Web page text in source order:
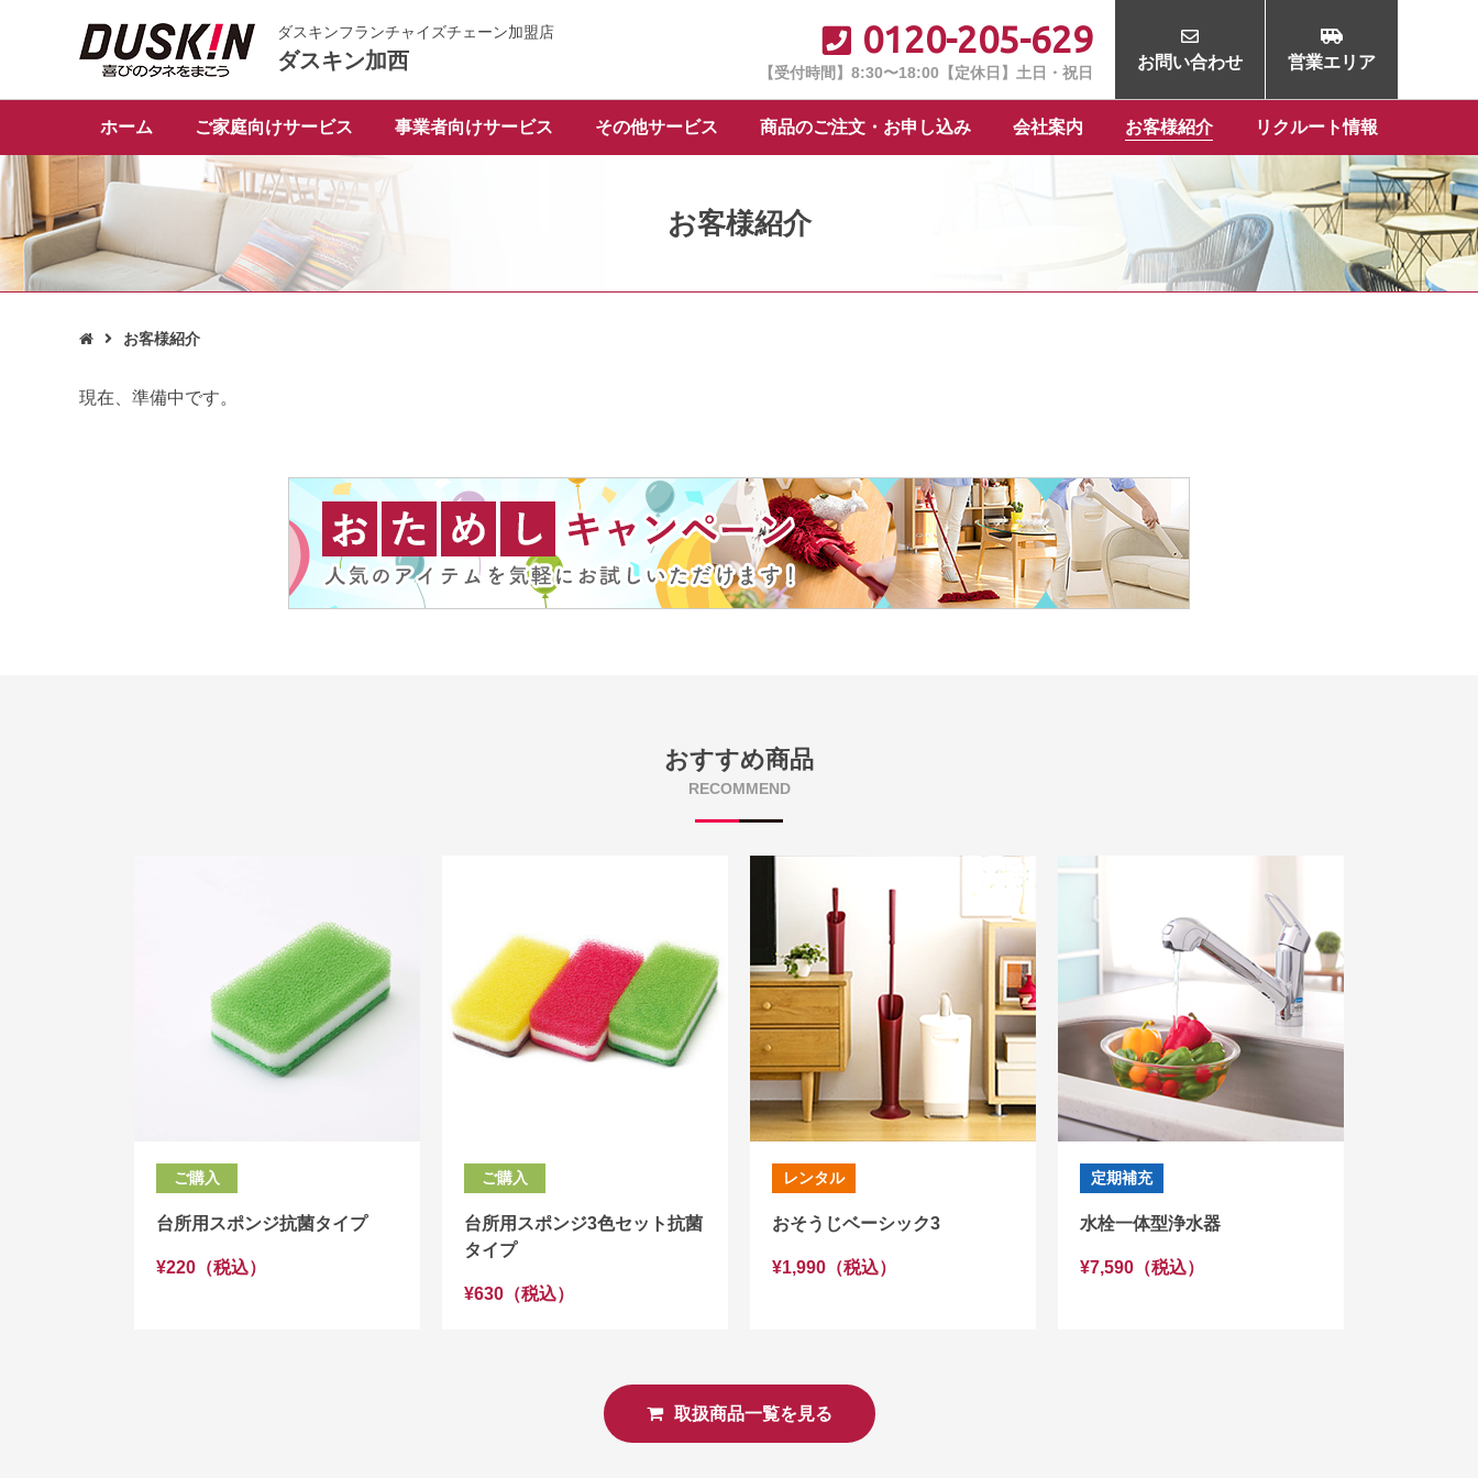
ダスキンフランチャイズチェーン加盟店
ダスキン加西
0120-205-629
【受付時間】8:30〜18:00【定休日】土日・祝日
お問い合わせ 営業エリア
ホーム ご家庭向けサービス 事業者向けサービス その他サービス 商品のご注文・お申し込み 会社案内 お客様紹介 リクルート情報
お客様紹介
 お客様紹介
現在、準備中です。
おすすめ商品
RECOMMEND
ご購入
台所用スポンジ抗菌タイプ
¥220（税込）
ご購入
台所用スポンジ3色セット抗菌
タイプ
¥630（税込）
レンタル
おそうじベーシック3
¥1,990（税込）
定期補充
水栓一体型浄水器
¥7,590（税込）
取扱商品一覧を見る